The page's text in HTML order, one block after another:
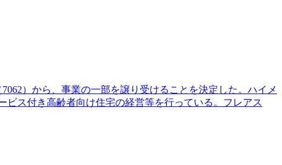
）から、事業の一部を譲り受けることを決定した。ハイメ
ス付き高齢者向け住宅の経営等を行っている。フレアス